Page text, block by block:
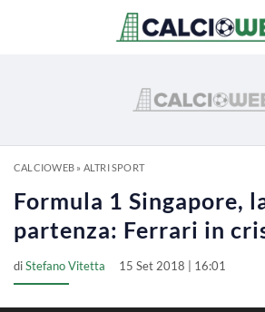
CALCIOWEB» ALTRI SPORT
Formula 1 Singapore,
partenza: Ferrari in
diStefano Vitetta 15 Set 2018 | 16:01